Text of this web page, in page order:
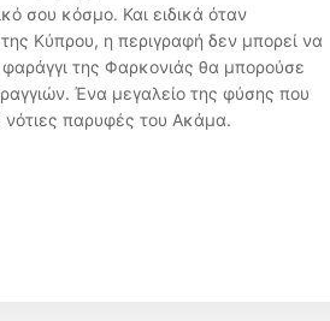
σου κόσμο. Και ειδικά όταν
Κύπρου, η περιγραφή δεν μπορεί να
της Φαρκονιάς θα μπορούσε
Ένα μεγαλείο της φύσης που
νότιες παρυφές του Ακάμα.